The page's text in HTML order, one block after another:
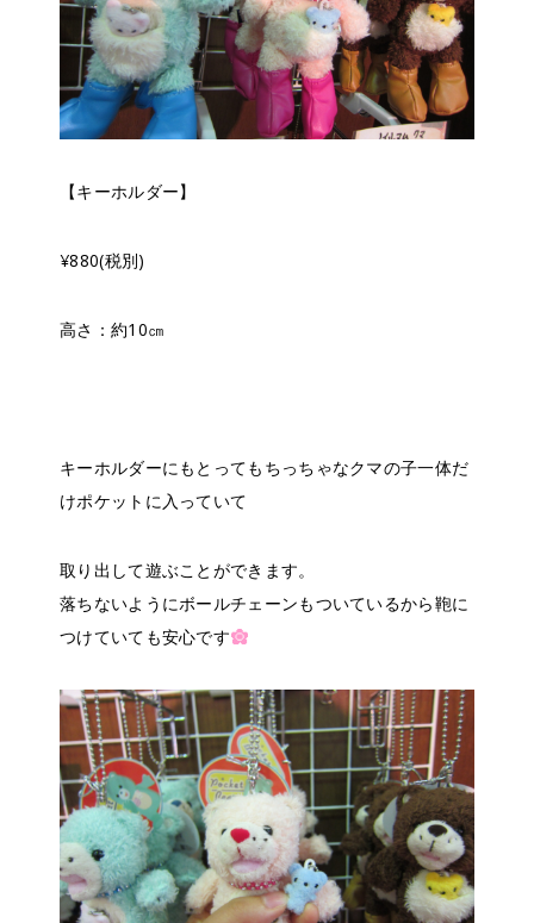
【キーホルダー】
¥880(税別)
高さ：約10㎝
キーホルダーにもとってもちっちゃなクマの子一体だ
けポケットに入っていて
取り出して遊ぶことができます。
落ちないようにボールチェーンもついているから鞄に
つけていても安心です